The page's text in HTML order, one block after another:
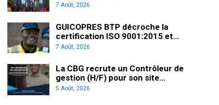
7 Août, 2026
GUICOPRES BTP décroche la
certification ISO 9001:2015 et…
7 Août, 2026
La CBG recrute un Contrôleur de
gestion (H/F) pour son site…
5 Août, 2026